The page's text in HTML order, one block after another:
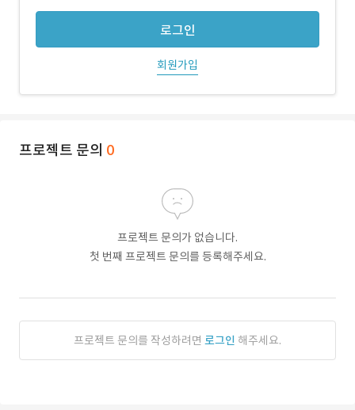
로그인
회원가입
프로젝트 문의 0
프로젝트 문의가 없습니다.
첫 번째 프로젝트 문의를 등록해주세요.
프로젝트 문의를 작성하려면 로그인 해주세요.